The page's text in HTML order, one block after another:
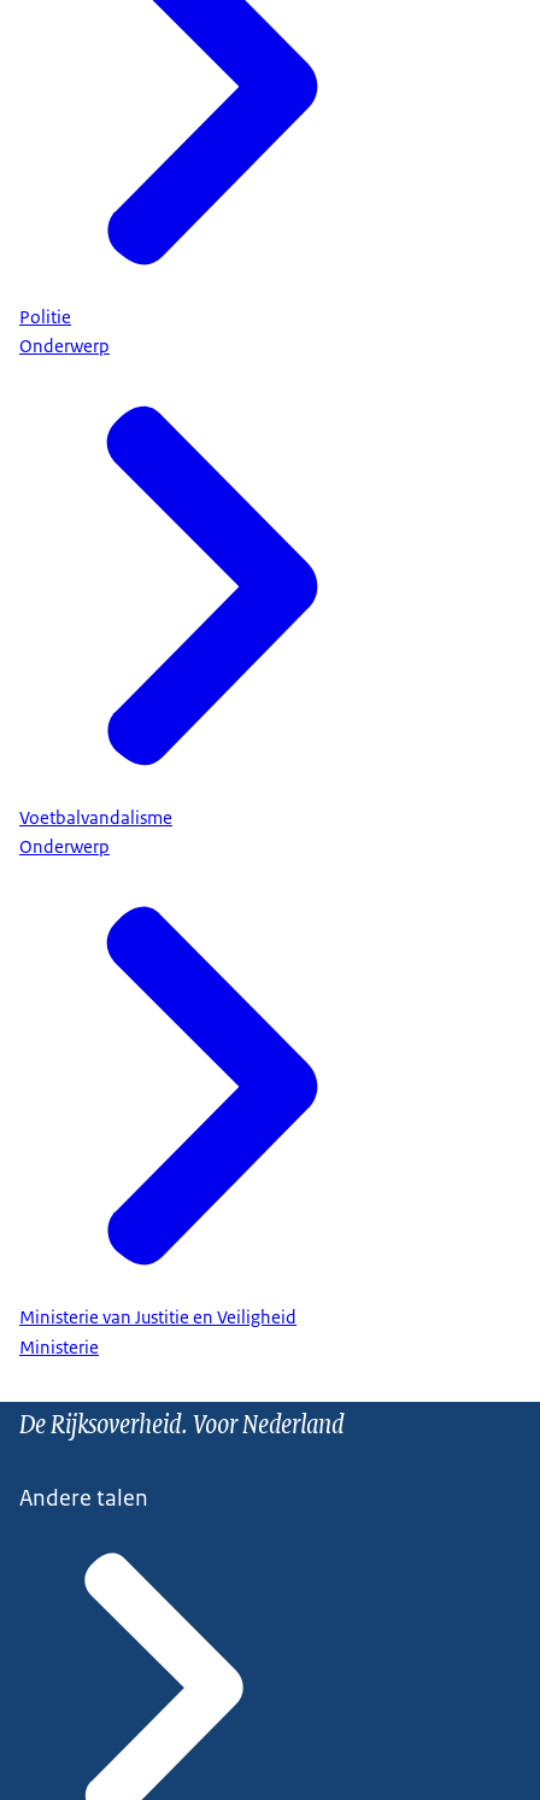
Politie
Onderwerp
Voetbalvandalisme
Onderwerp
Ministerie van Justitie en Veiligheid
Ministerie
De Rijksoverheid. Voor Nederland
Andere talen